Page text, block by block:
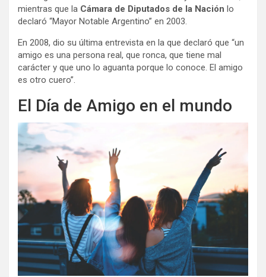
mientras que la Cámara de Diputados de la Nación lo
declaró “Mayor Notable Argentino” en 2003.
En 2008, dio su última entrevista en la que declaró que “un
amigo es una persona real, que ronca, que tiene mal
carácter y que uno lo aguanta porque lo conoce. El amigo
es otro cuero”.
El Día de Amigo en el mundo